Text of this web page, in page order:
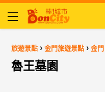
旅遊景點 ›金門旅遊景點 ›金門
魯王墓園